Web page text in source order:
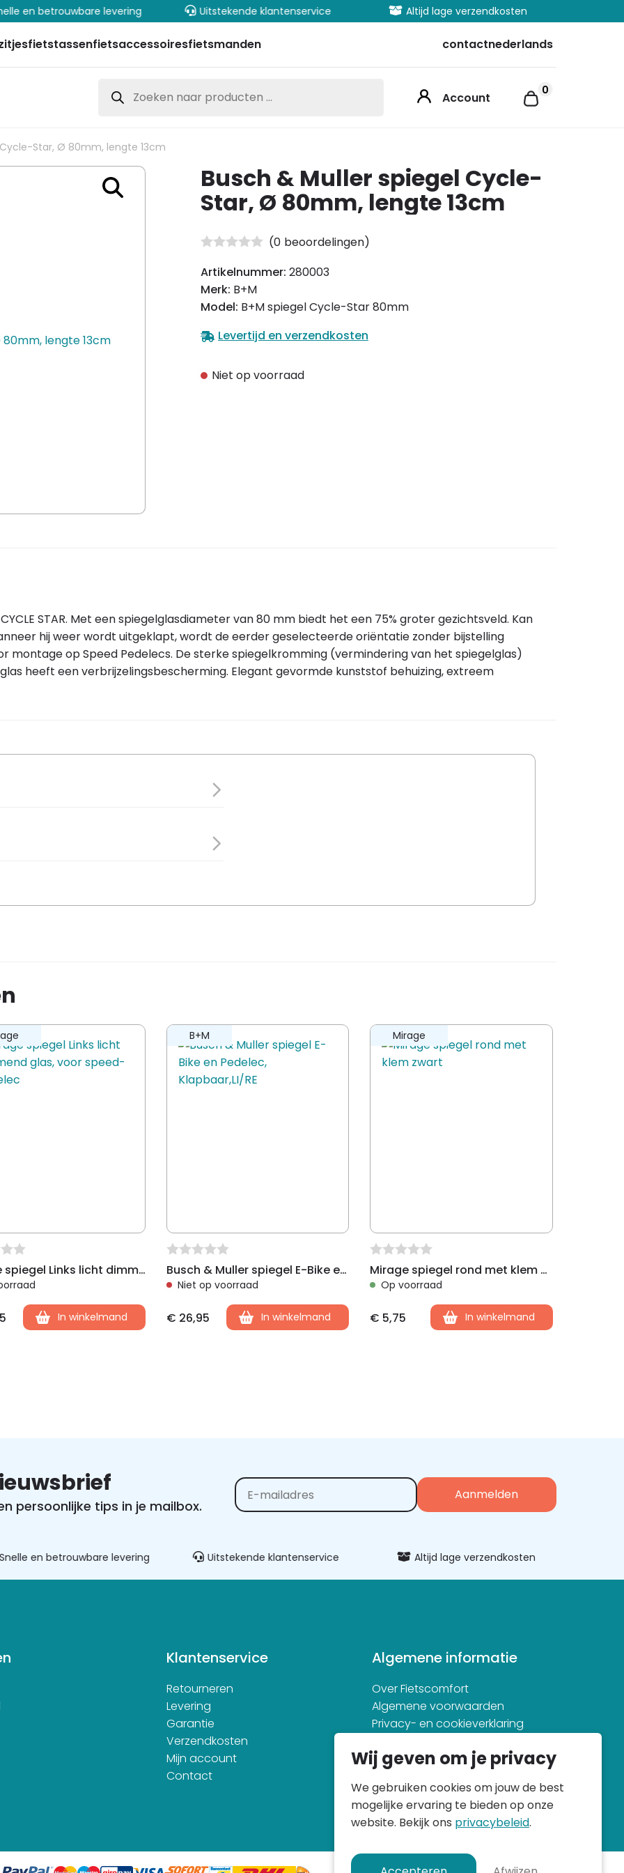
en betrouwbare levering Uitstekende klantenservice Altijd lage verzendkosten
fietstassenfietsaccessoiresfietsmanden contactnederlands
zoeken Account 0
Star, Ø 80mm, lengte 13cm
Busch & Muller spiegel Cycle-
Star, Ø 80mm, lengte 13cm
(0 beoordelingen)
Artikelnummer: 280003
Merk: B+M
Model: B+M spiegel Cycle-Star 80mm
Levertijd en verzendkosten
Niet op voorraad
CYCLE STAR. Met een spiegelglasdiameter van 80 mm biedt het een 75% groter gezichtsveld. Kan
hij weer wordt uitgeklapt, wordt de eerder geselecteerde oriëntatie zonder bijstelling
montage op Speed Pedelecs. De sterke spiegelkromming (vermindering van het spiegelglas)
heeft een verbrijzelingsbescherming. Elegant gevormde kunststof behuizing, extreem
te plaatsen.
Mirage spiegel Links licht dimmend glas, voor speed-pedelec
In winkelmand
B+M
Busch & Muller spiegel E-Bike en Pedelec, Klapbaar,LI/RE
Niet op voorraad
€ 26,95 In winkelmand
Mirage
Mirage spiegel rond met klem zwart
Op voorraad
€ 5,75 In winkelmand
persoonlijke tips in je mailbox. Alternative:
en betrouwbare levering Uitstekende klantenservice Altijd lage verzendkosten
Klantenservice
Retourneren
Levering
Garantie
Verzendkosten
Mijn account
Contact
Algemene informatie
Over Fietscomfort
Algemene voorwaarden
Privacy- en cookieverklaring
Wij geven om je privacy
We gebruiken cookies om jouw de best
mogelijke ervaring te bieden op onze
website. Bekijk ons privacybeleid.